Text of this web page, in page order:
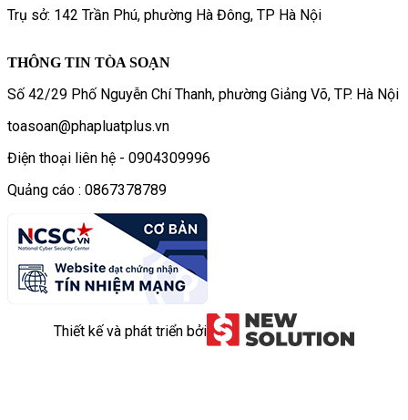
Trụ sở: 142 Trần Phú, phường Hà Đông, TP Hà Nội
THÔNG TIN TÒA SOẠN
Số 42/29 Phố Nguyễn Chí Thanh, phường Giảng Võ, TP. Hà Nội
toasoan@phapluatplus.vn
Điện thoại liên hệ - 0904309996
Quảng cáo : 0867378789
Thiết kế và phát triển bởi